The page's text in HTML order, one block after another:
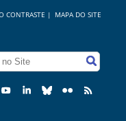
MAPA DO SITE
CONTRASTE |